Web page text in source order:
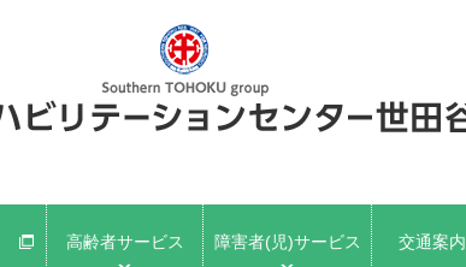
高齢者サービス 障害者(児)サービス 交通案内